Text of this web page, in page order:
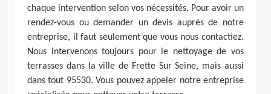
chaque intervention selon vos nécessités. Pour avoir un
rendez-vous ou demander un devis auprès de notre
entreprise, il faut seulement que vous nous contactiez.
Nous intervenons toujours pour le nettoyage de vos
terrasses dans la ville de Frette Sur Seine, mais aussi
dans tout 95530. Vous pouvez appeler notre entreprise